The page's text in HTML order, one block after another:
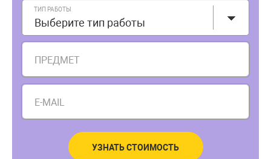
ТИП РАБОТЫ
Выберите тип работы
ПРЕДМЕТ
E-MAIL
УЗНАТЬ СТОИМОСТЬ